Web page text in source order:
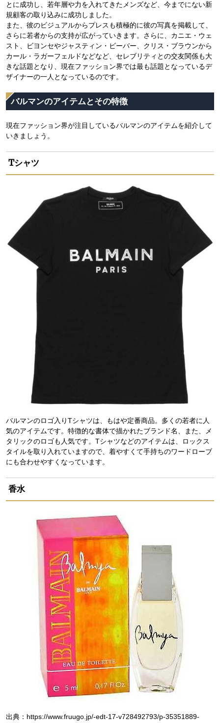
とに成功し、若年層や力を入れてきたメンズなど、今までにない新
規顧客の取り込みに成功しました。
また、彼のビジュアルからプレスも積極的に彼の写真を掲載して、
さらに若者からの支持が広がっていきます。さらに、カニエ・ウェ
スト、ビヨンセやジャスティン・ビーバー、クリス・ブラウンから
カール・ラガーフェルドなどなど、セレブリティとの交友関係も大
きな話題となり、現在ファッション界では最も話題となっているデ
ザイナーの一人となっているのです。
バルマンのアイテムとその特徴
現在ファッション界が注目しているバルマンのアイテムを紹介して
いきましょう。
Tシャツ
バルマンのロゴ入りTシャツは、もはや定番商品。多くの若者に人
気のアイテムです。特徴的な書体で描かれたブランド名、また、メ
タリックのロゴも人気です。Tシャツなどのアイテムは、ロックス
タイルを取り入れていますので、着やすくて手持ちのワードローブ
にも合わせやすくなっています。
香水
出典：https://www.fruugo.jp/-edt-17-v728492793/p-35351889-